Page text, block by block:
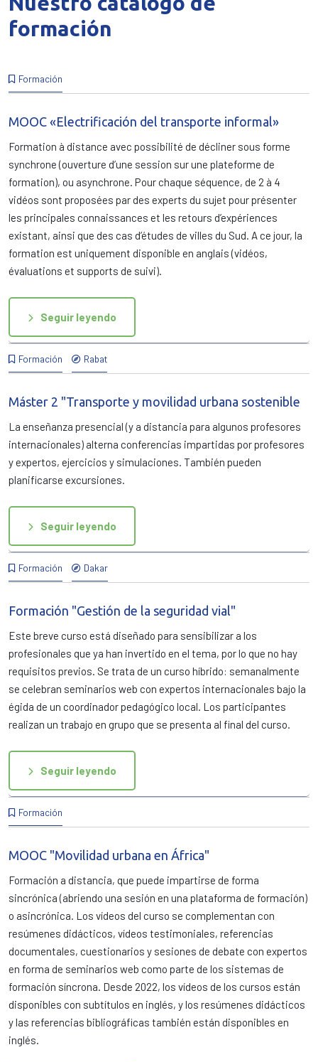
formación
Formación
MOOC «Electrificación del transporte informal»
Formation à distance avec possibilité de décliner sous forme
synchrone (ouverture d’une session sur une plateforme de
formation), ou asynchrone. Pour chaque séquence, de 2 à 4
vidéos sont proposées par des experts du sujet pour présenter
les principales connaissances et les retours d’expériences
existant, ainsi que des cas d’études de villes du Sud. A ce jour, la
formation est uniquement disponible en anglais (vidéos,
évaluations et supports de suivi).
Seguir leyendo
Formación Rabat
Máster 2 "Transporte y movilidad urbana sostenible
La enseñanza presencial (y a distancia para algunos profesores
internacionales) alterna conferencias impartidas por profesores
y expertos, ejercicios y simulaciones. También pueden
planificarse excursiones.
Seguir leyendo
Formación Dakar
Formación "Gestión de la seguridad vial"
Este breve curso está diseñado para sensibilizar a los
profesionales que ya han invertido en el tema, por lo que no hay
requisitos previos. Se trata de un curso híbrido: semanalmente
se celebran seminarios web con expertos internacionales bajo la
égida de un coordinador pedagógico local. Los participantes
realizan un trabajo en grupo que se presenta al final del curso.
Seguir leyendo
Formación
MOOC "Movilidad urbana en África"
Formación a distancia, que puede impartirse de forma
sincrónica (abriendo una sesión en una plataforma de formación)
o asincrónica. Los vídeos del curso se complementan con
resúmenes didácticos, vídeos testimoniales, referencias
documentales, cuestionarios y sesiones de debate con expertos
en forma de seminarios web como parte de los sistemas de
formación síncrona. Desde 2022, los vídeos de los cursos están
disponibles con subtítulos en inglés, y los resúmenes didácticos
y las referencias bibliográficas también están disponibles en
inglés.